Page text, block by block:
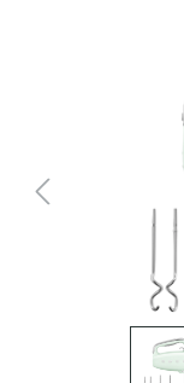
Bildergalerie